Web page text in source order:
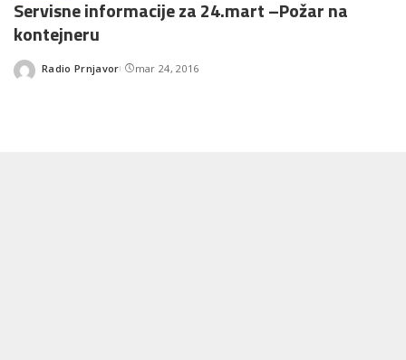
Servisne informacije za 24.mart –Požar na
kontejneru
Posted
Radio Prnjavor mar 24, 2016